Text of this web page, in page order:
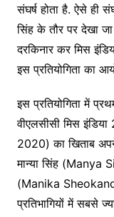
संघर्ष होता है. ऐसे ही
सिंह के तौर पर देखा जा
दरकिनार कर मिस
इस प्रतियोगिता का
इस प्रतियोगिता में
वीएलसीसी मिस
2020) का खिताब
मान्या सिंह (Manya
(Manika Sheokand)
प्रतिभागियों में सबसे